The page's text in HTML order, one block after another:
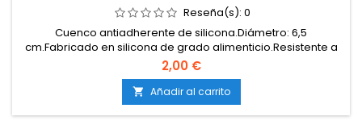
Reseña(s): 0
Cuenco antiadherente de silicona.Diámetro: 6,5
cm.Fabricado en silicona de grado alimenticio.Resistente a
altas y bajas temperaturas.Totalmente antiadherente: evita
restos pegados.Ideal para extracciones, preparados y
manipulación de resinas.Fácil de limpiar y
reutilizable.Flexible, ligero y muy duradero.
2,00 €
 Añadir al carrito